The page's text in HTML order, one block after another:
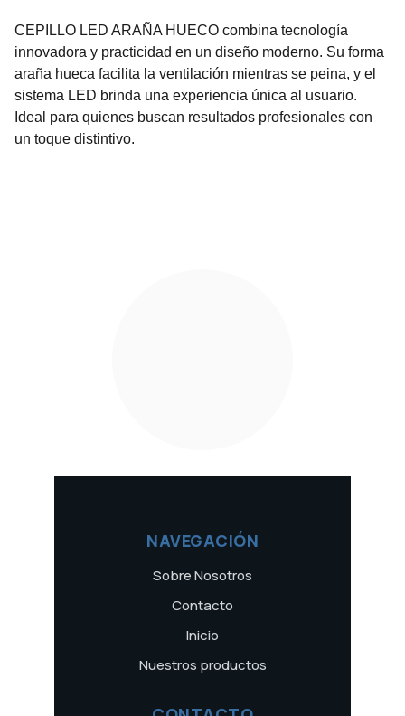
CEPILLO LED ARAÑA HUECO combina tecnología
innovadora y practicidad en un diseño moderno. Su forma
araña hueca facilita la ventilación mientras se peina, y el
sistema LED brinda una experiencia única al usuario.
Ideal para quienes buscan resultados profesionales con
un toque distintivo.